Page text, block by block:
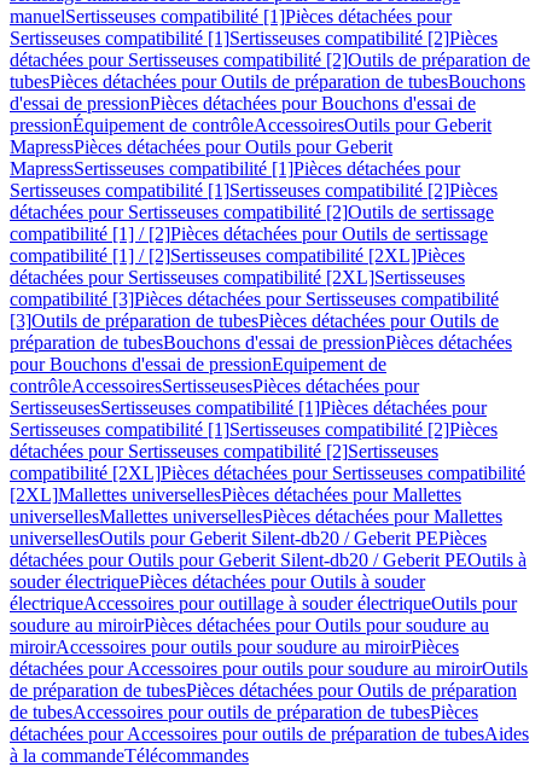
manuelSertisseuses compatibilité [1]Pièces détachées pour
Sertisseuses compatibilité [1]Sertisseuses compatibilité [2]Pièces
détachées pour Sertisseuses compatibilité [2]Outils de préparation de
tubesPièces détachées pour Outils de préparation de tubesBouchons
d'essai de pressionPièces détachées pour Bouchons d'essai de
pressionÉquipement de contrôleAccessoiresOutils pour Geberit
MapressPièces détachées pour Outils pour Geberit
MapressSertisseuses compatibilité [1]Pièces détachées pour
Sertisseuses compatibilité [1]Sertisseuses compatibilité [2]Pièces
détachées pour Sertisseuses compatibilité [2]Outils de sertissage
compatibilité [1] / [2]Pièces détachées pour Outils de sertissage
compatibilité [1] / [2]Sertisseuses compatibilité [2XL]Pièces
détachées pour Sertisseuses compatibilité [2XL]Sertisseuses
compatibilité [3]Pièces détachées pour Sertisseuses compatibilité
[3]Outils de préparation de tubesPièces détachées pour Outils de
préparation de tubesBouchons d'essai de pressionPièces détachées
pour Bouchons d'essai de pressionEquipement de
contrôleAccessoiresSertisseusesPièces détachées pour
SertisseusesSertisseuses compatibilité [1]Pièces détachées pour
Sertisseuses compatibilité [1]Sertisseuses compatibilité [2]Pièces
détachées pour Sertisseuses compatibilité [2]Sertisseuses
compatibilité [2XL]Pièces détachées pour Sertisseuses compatibilité
[2XL]Mallettes universellesPièces détachées pour Mallettes
universellesMallettes universellesPièces détachées pour Mallettes
universellesOutils pour Geberit Silent-db20 / Geberit PEPièces
détachées pour Outils pour Geberit Silent-db20 / Geberit PEOutils à
souder électriquePièces détachées pour Outils à souder
électriqueAccessoires pour outillage à souder électriqueOutils pour
soudure au miroirPièces détachées pour Outils pour soudure au
miroirAccessoires pour outils pour soudure au miroirPièces
détachées pour Accessoires pour outils pour soudure au miroirOutils
de préparation de tubesPièces détachées pour Outils de préparation
de tubesAccessoires pour outils de préparation de tubesPièces
détachées pour Accessoires pour outils de préparation de tubesAides
à la commandeTélécommandes